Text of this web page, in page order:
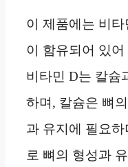
이 제품에는 비
이 함유되어 있
비타민 D는 칼슘
하며, 칼슘은 뼈
과 유지에 필요
로 뼈의 형성과